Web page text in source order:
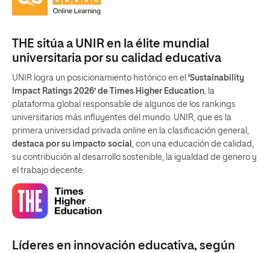
THE sitúa a UNIR en la élite mundial
universitaria por su calidad educativa
UNIR logra un posicionamiento histórico en el ‘Sustainability
Impact Ratings 2026’ de Times Higher Education , la
plataforma global responsable de algunos de los rankings
universitarios más influyentes del mundo. UNIR, que es la
primera universidad privada online en la clasificación general,
destaca por su impacto social
, con una educación de calidad,
su contribución al desarrollo sostenible, la igualdad de genero y
el trabajo decente.
Líderes en innovación educativa, según